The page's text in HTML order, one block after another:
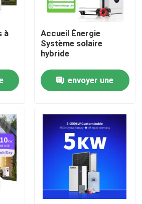
à
Accueil Énergie
Système solaire
hybride
envoyer une